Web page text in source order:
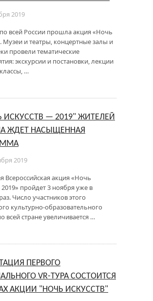
2019
всей России прошла акция «Ночь
Музеи и театры, концертные залы и
провели тематические
экскурсии и постановки, лекции
…
ИСКУССТВ — 2019" ЖИТЕЛЕЙ
ЖДЕТ НАСЫЩЕННАЯ
2019
Всероссийская акция «Ночь
2019» пройдет 3 ноября уже в
Число участников этого
культурно-образовательного
всей стране увеличивается …
ПЕРВОГО
VR-ТУРА СОСТОИТСЯ
АКЦИИ "НОЧЬ ИСКУССТВ"